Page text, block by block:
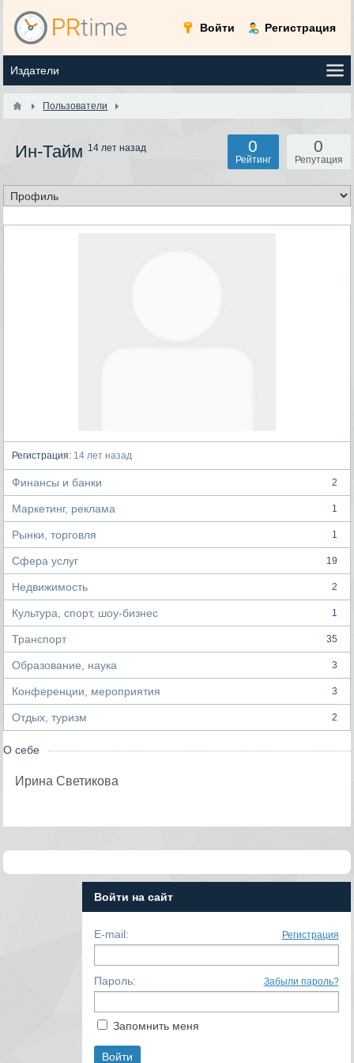
Войти Регистрация
Пользователи
Ин-Тайм 14 лет назад 0
Репутация
0
Рейтинг
Регистрация: 14 лет назад
Финансы и банки 2
Маркетинг, реклама 1
Рынки, торговля 1
Сфера услуг 19
Недвижимость 2
Культура, спорт, шоу-бизнес 1
Транспорт 35
Образование, наука 3
Конференции, мероприятия 3
Отдых, туризм 2
О себе
Ирина Светикова
Войти на сайт
E-mail: Регистрация
Пароль: Забыли пароль?
Запомнить меня